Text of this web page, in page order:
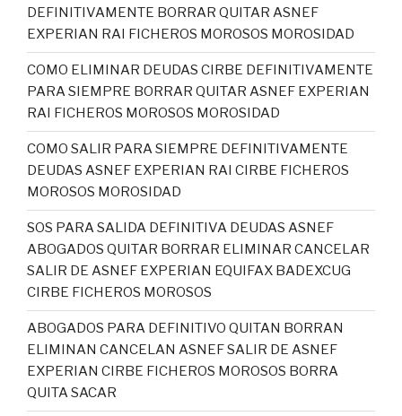
DEFINITIVAMENTE BORRAR QUITAR ASNEF
EXPERIAN RAI FICHEROS MOROSOS MOROSIDAD
COMO ELIMINAR DEUDAS CIRBE DEFINITIVAMENTE
PARA SIEMPRE BORRAR QUITAR ASNEF EXPERIAN
RAI FICHEROS MOROSOS MOROSIDAD
COMO SALIR PARA SIEMPRE DEFINITIVAMENTE
DEUDAS ASNEF EXPERIAN RAI CIRBE FICHEROS
MOROSOS MOROSIDAD
SOS PARA SALIDA DEFINITIVA DEUDAS ASNEF
ABOGADOS QUITAR BORRAR ELIMINAR CANCELAR
SALIR DE ASNEF EXPERIAN EQUIFAX BADEXCUG
CIRBE FICHEROS MOROSOS
ABOGADOS PARA DEFINITIVO QUITAN BORRAN
ELIMINAN CANCELAN ASNEF SALIR DE ASNEF
EXPERIAN CIRBE FICHEROS MOROSOS BORRA
QUITA SACAR